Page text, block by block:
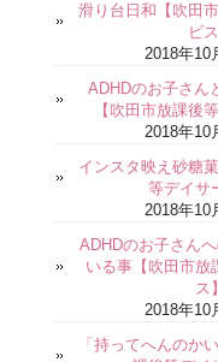
滑り台日和【吹田
ビス
2018年10
ADHDのお子さん
【吹田市放課後
2018年10
インスタ映え砂糖
等デイサ
2018年10
ADHDのお子さん
いる事【吹田市放
ス】
2018年10
「持ってへんの